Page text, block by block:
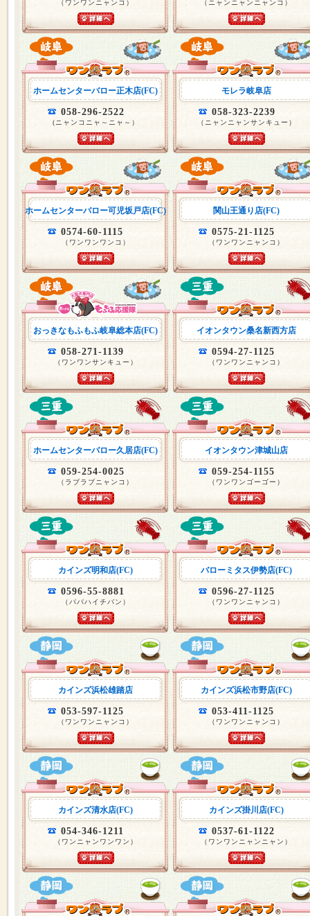
（ワンワンニャンコ） （ニャンニャンニャンコ）
ホームセンターバロー正木店(FC)
058-296-2522
(ニャンコニャ～ニャ～）
モレラ岐阜店
058-323-2239
（ニャンニャンサンキュー）
ホームセンターバロー可児坂戸店(FC)
0574-60-1115
（ワンワンワンコ）
関山王通り店(FC)
0575-21-1125
（ワンワンニャンコ）
おっきなもふもふ岐阜総本店(FC)
058-271-1139
（ワンワンサンキュー）
イオンタウン桑名新西方店
0594-27-1125
（ワンワンニャンコ）
ホームセンターバロー久居店(FC)
059-254-0025
（ラブラブニャンコ）
イオンタウン津城山店
059-254-1155
（ワンワンゴーゴー）
カインズ明和店(FC)
0596-55-8881
（パパハイチバン）
バローミタス伊勢店(FC)
0596-27-1125
（ワンワンニャンコ）
カインズ浜松雄踏店
053-597-1125
（ワンワンニャンコ）
カインズ浜松市野店(FC)
053-411-1125
（ワンワンニャンコ）
カインズ清水店(FC)
054-346-1211
（ワンニャンワンワン）
カインズ掛川店(FC)
0537-61-1122
（ワンワンニャンニャン）